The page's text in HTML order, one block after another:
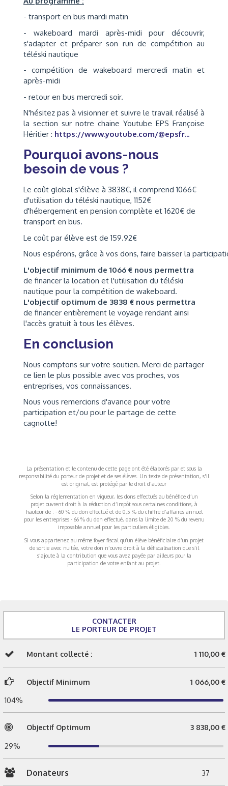
- transport en bus mardi matin
- wakeboard mardi après-midi pour découvrir,
s'adapter et préparer son run de compétition au
téléski nautique
- compétition de wakeboard mercredi matin et
après-midi
- retour en bus mercredi soir.
N'hésitez pas à visionner et suivre le travail réalisé à
la section sur notre chaine Youtube EPS Françoise
Héritier : https://www.youtube.com/@epsfr...
Pourquoi avons-nous
besoin de vous ?
Le coût global s'élève à 3838€, il comprend 1066€
d'utilisation du téléski nautique, 1152€
d'hébergement en pension complète et 1620€ de
transport en bus.
Le coût par élève est de 159.92€
Nous espérons, grâce à vos dons, faire baisser la
L'objectif minimum de 1066 € nous permettra
de financer la location et l'utilisation du téléski
nautique pour la compétition de wakeboard.
L'objectif optimum de 3838 € nous permettra
de financer entièrement le voyage rendant ainsi
l'accès gratuit à tous les élèves.
En conclusion
Nous comptons sur votre soutien. Merci de partager
ce lien le plus possible avec vos proches, vos
entreprises, vos connaissances.
Nous vous remercions d'avance pour votre
participation et/ou pour le partage de cette
cagnotte!
La présentation et le contenu de cette page ont été élaborés par et sous la
responsabilité du porteur de projet et de ses élèves. Un texte de présentation, s'il
est original, est protégé par le droit d'auteur
Selon la réglementation en vigueur, les dons effectués au bénéfice d’un
projet ouvrent droit à la réduction d’impôt sous certaines conditions, à
hauteur de : - 60 % du don effectué et de 0,5 % du chiffre d’affaires annuel
pour les entreprises - 66 % du don effectué, dans la limite de 20 % du revenu
imposable annuel pour les particuliers éligibles.
Si vous appartenez au même foyer fiscal qu’un élève bénéficiaire d’un projet
de sortie avec nuitée, votre don n’ouvre droit à la défiscalisation que s’il
s’ajoute à la contribution que vous avez payée par ailleurs pour la
participation de votre enfant au projet.
CONTACTER
LE PORTEUR DE PROJET
Montant collecté : 1 110,00 €
Objectif Minimum 1 066,00 €
104%
Objectif Optimum 3 838,00 €
29%
Donateurs 37